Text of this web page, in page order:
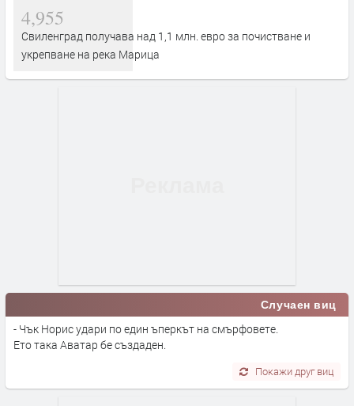
4,955
Свиленград получава над 1,1 млн. евро за почистване и
укрепване на река Марица
Случаен виц
- Чък Норис удари по един ъперкът на смърфовете.
Ето така Аватар бе създаден.
Покажи друг виц